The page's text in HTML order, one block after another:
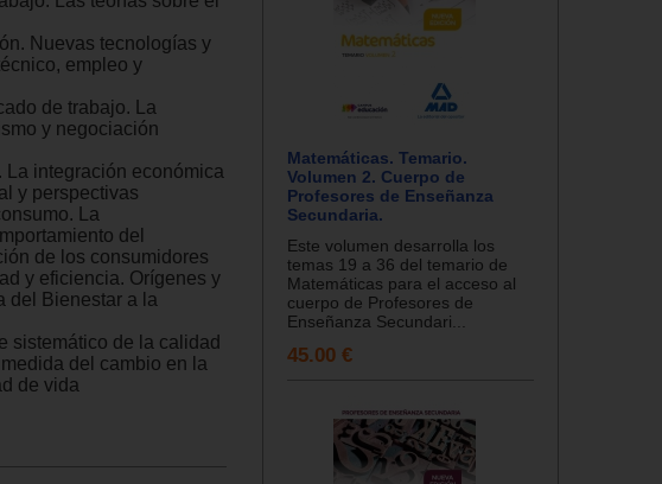
Nuevas tecnologías y
empleo y
de trabajo. La
y negociación
La integración económica
y perspectivas
La
del
de los consumidores
y eficiencia. Orígenes y
del Bienestar a la
sistemático de la calidad
del cambio en la
de vida
Matemáticas. Temario.
Volumen 2. Cuerpo de
Profesores de Enseñanza
Secundaria.
Este volumen desarrolla los
temas 19 a 36 del temario de
Matemáticas para el acceso al
cuerpo de Profesores de
Enseñanza Secundari...
45.00 €